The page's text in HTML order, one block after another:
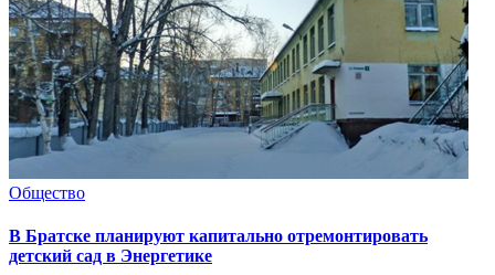
Общество
В Братске планируют капитально отремонтировать
детский сад в Энергетике